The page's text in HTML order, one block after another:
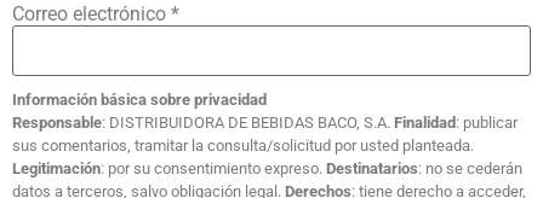
Correo electrónico *
Información básica sobre privacidad
Responsable: DISTRIBUIDORA DE BEBIDAS BACO, S.A. Finalidad: publicar
sus comentarios, tramitar la consulta/solicitud por usted planteada.
Legitimación: por su consentimiento expreso. Destinatarios: no se cederán
datos a terceros, salvo obligación legal. Derechos: tiene derecho a acceder,